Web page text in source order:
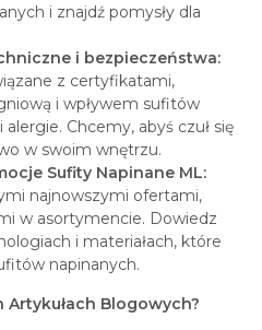
i znajdź pomysły dla
i bezpieczeństwa:
z certyfikatami,
i wpływem sufitów
Chcemy, abyś czuł się
w swoim wnętrzu.
Sufity Napinane ML:
najnowszymi ofertami,
w asortymencie. Dowiedz
i materiałach, które
napinanych.
Artykułach Blogowych?